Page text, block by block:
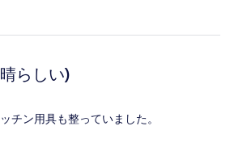
らしい)
チン用具も整っていました。